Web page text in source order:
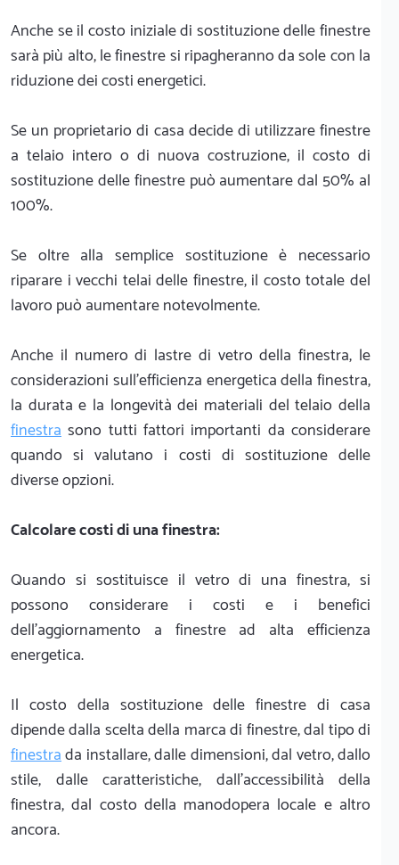
Anche se il costo iniziale di sostituzione delle finestre
sarà più alto, le finestre si ripagheranno da sole con la
riduzione dei costi energetici.
Se un proprietario di casa decide di utilizzare finestre
a telaio intero o di nuova costruzione, il costo di
sostituzione delle finestre può aumentare dal 50% al
100%.
Se oltre alla semplice sostituzione è necessario
riparare i vecchi telai delle finestre, il costo totale del
lavoro può aumentare notevolmente.
Anche il numero di lastre di vetro della finestra, le
considerazioni sull'efficienza energetica della finestra,
la durata e la longevità dei materiali del telaio della
finestra sono tutti fattori importanti da considerare
quando si valutano i costi di sostituzione delle
diverse opzioni.
Calcolare costi di una finestra:
Quando si sostituisce il vetro di una finestra, si
possono considerare i costi e i benefici
dell'aggiornamento a finestre ad alta efficienza
energetica.
Il costo della sostituzione delle finestre di casa
dipende dalla scelta della marca di finestre, dal tipo di
finestrada installare, dalle dimensioni, dal vetro, dallo
stile, dalle caratteristiche, dall'accessibilità della
finestra, dal costo della manodopera locale e altro
ancora.